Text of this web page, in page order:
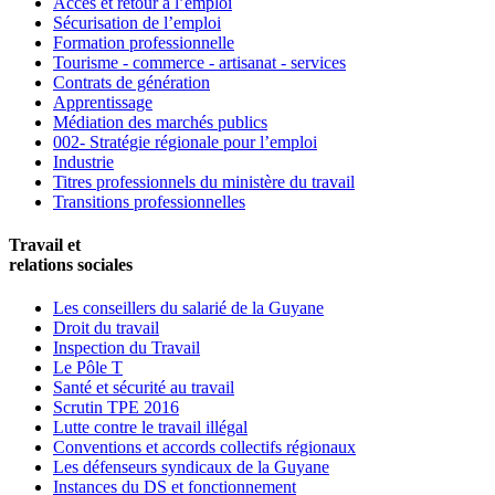
Sécurisation de l’emploi
Formation professionnelle
Tourisme - commerce - artisanat - services
Contrats de génération
Apprentissage
Médiation des marchés publics
002- Stratégie régionale pour l’emploi
Industrie
Titres professionnels du ministère du travail
Transitions professionnelles
Travail et
relations sociales
Les conseillers du salarié de la Guyane
Droit du travail
Inspection du Travail
Le Pôle T
Santé et sécurité au travail
Scrutin TPE 2016
Lutte contre le travail illégal
Conventions et accords collectifs régionaux
Les défenseurs syndicaux de la Guyane
Instances du DS et fonctionnement